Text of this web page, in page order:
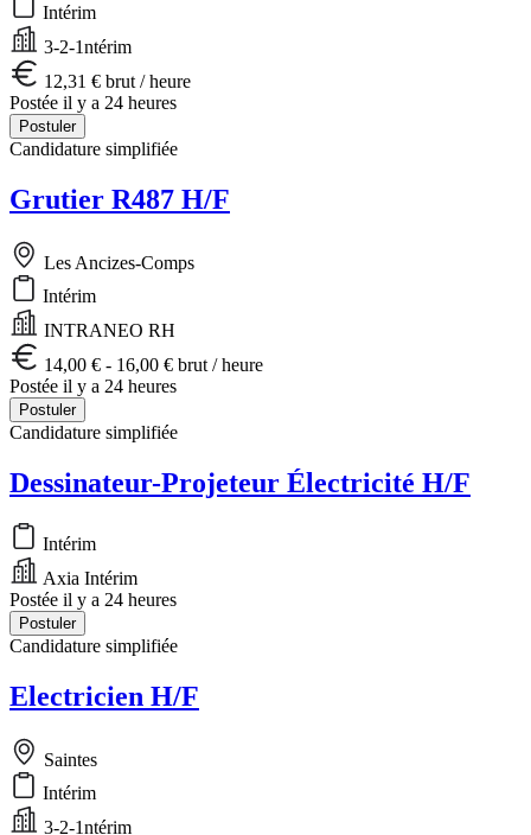
Intérim
3-2-1ntérim
12,31 € brut / heure
Postée il y a 24 heures
Postuler
Candidature simplifiée
Grutier R487 H/F
Les Ancizes-Comps
Intérim
INTRANEO RH
14,00 € - 16,00 € brut / heure
Postée il y a 24 heures
Postuler
Candidature simplifiée
Dessinateur-Projeteur Électricité H/F
Intérim
Axia Intérim
Postée il y a 24 heures
Postuler
Candidature simplifiée
Electricien H/F
Saintes
Intérim
3-2-1ntérim